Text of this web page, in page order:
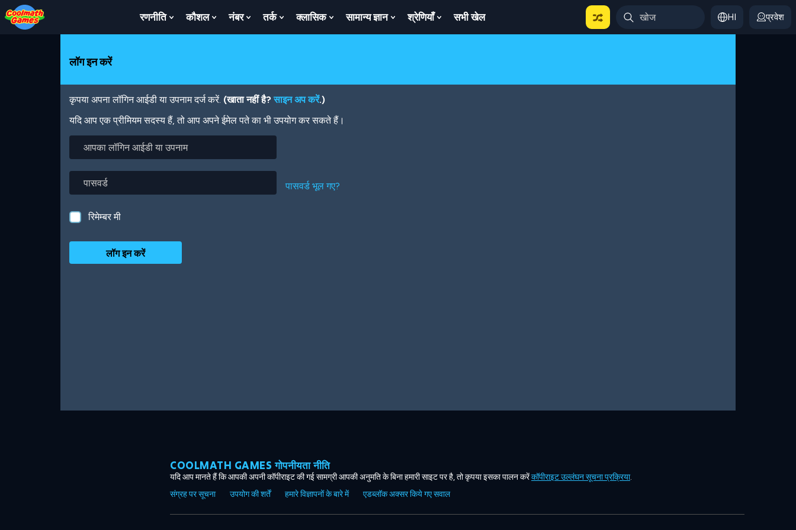
Skip
to
Top
Skip
to
Navigation
Skip
to
Main
Skip
to
Footer
Skip
to
main
रणनीति
Show
Submenu
कौशल
Show
Submenu
नंबर
Show
Submenu
तर्क
Show
Submenu
क्लासिक
Show
Submenu
सामान्य ज्ञान
Show
Submenu
श्रेणियाँ
Show
Submenu
सभी खेल HI प्रवेश
लॉग इन करें
कृपया अपना लॉगिन आईडी या उपनाम दर्ज करें. (खाता नहीं है?साइन अप करें.)
यदि आप एक प्रीमियम सदस्य हैं, तो आप अपने ईमेल पते का भी उपयोग कर सकते हैं।
लॉगिन
या
उपनाम
पासवर्ड भूल गए?
रिमेम्बर मी
COOLMATH GAMES गोपनीयता नीति
यदि आप मानते हैं कि आपकी अपनी कॉपीराइट की गई सामग्री आपकी अनुमति के बिना हमारी साइट पर है, तो कृपया इसका पालन करेंकॉपीराइट उल्लंघन सूचना प्रक्रिया.
संग्रह पर सूचना
उपयोग की शर्तें हमारे विज्ञापनों के बारे में एडब्लॉक अक्सर किये गए सवाल